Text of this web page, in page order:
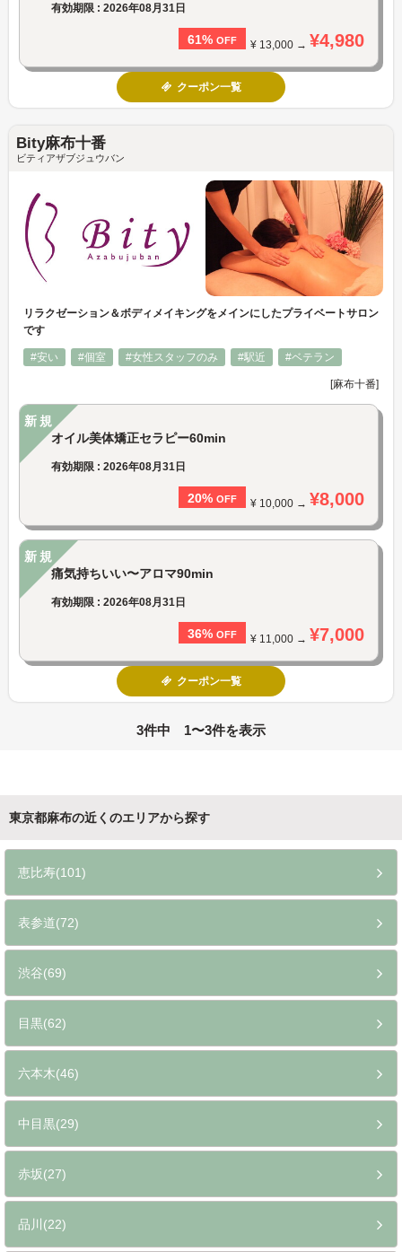
有効期限 : 2026年08月31日
61% OFF ¥ 13,000 → ¥4,980
クーポン一覧
Bity麻布十番
ビティアザブジュウバン
リラクゼーション＆ボディメイキングをメインにしたプライベートサロン
です
#安い #個室 #女性スタッフのみ #駅近 #ベテラン
[麻布十番]
新規
オイル美体矯正セラピー60min
有効期限 : 2026年08月31日
20% OFF ¥ 10,000 → ¥8,000
新規
痛気持ちいい〜アロマ90min
有効期限 : 2026年08月31日
36% OFF ¥ 11,000 → ¥7,000
クーポン一覧
3件中 1〜3件を表示
東京都麻布の近くのエリアから探す
恵比寿(101)
表参道(72)
渋谷(69)
目黒(62)
六本木(46)
中目黒(29)
赤坂(27)
品川(22)